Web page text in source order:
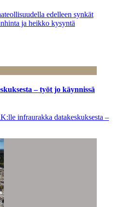
edelleen synkät
ja heikko kysyntä
– työt jo käynnissä
infraurakka datakeskuksesta –